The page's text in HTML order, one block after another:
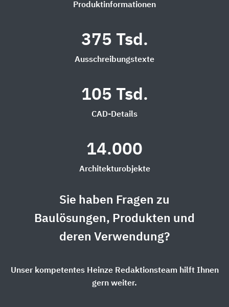
Produktinformationen
375 Tsd.
Ausschreibungstexte
105 Tsd.
CAD-Details
14.000
Architekturobjekte
Sie haben Fragen zu
Baulösungen, Produkten und
deren Verwendung?
Unser kompetentes Heinze Redaktionsteam hilft Ihnen
gern weiter.